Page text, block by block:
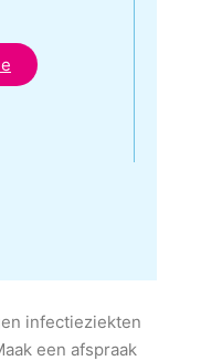
infectieziekten
een afspraak